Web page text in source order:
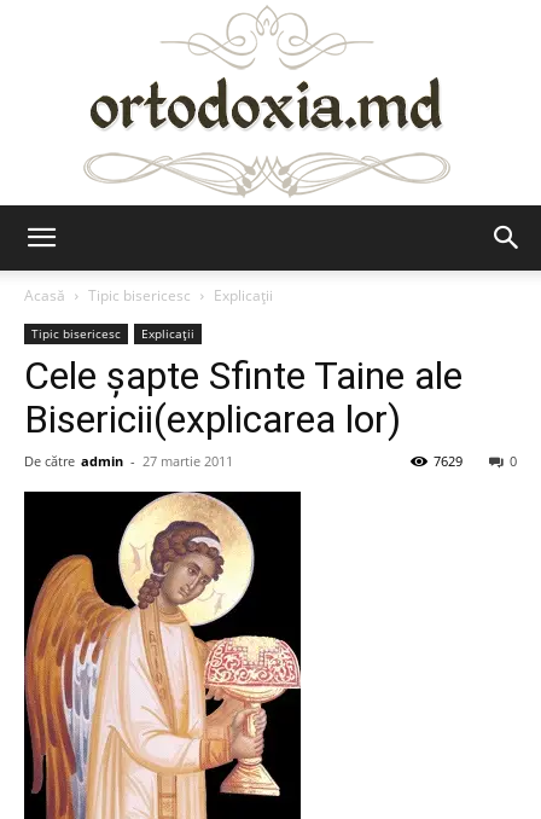
Acasă
Tipic bisericesc Explicații
Tipic bisericesc Explicații
Cele șapte Sfinte Taine ale
Bisericii(explicarea lor)
De către admin - 27 martie 2011 0
7629